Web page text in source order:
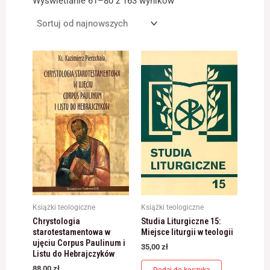
Książki teologiczne
Chrystologia
starotestamentowa w
ujęciu Corpus Paulinum i
Listu do Hebrajczyków
Książki teologiczne
Studia Liturgiczne 15:
Miejsce liturgii w teologii
35,00 zł
Konieczne
Te pliki cookie
nie są
opcjonalne. Są
one potrzebne
do
funkcjonowania
strony
internetowej.
Statystyka
poprawić
funkcjonalność
i strukturę
strony
internetowej,
tego, jak strona